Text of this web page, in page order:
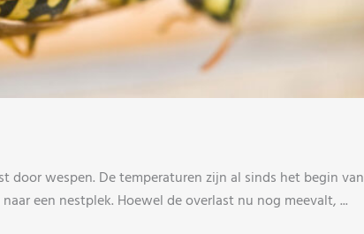
wespen. De temperaturen zijn al sinds het begin van
een nestplek. Hoewel de overlast nu nog meevalt, ...